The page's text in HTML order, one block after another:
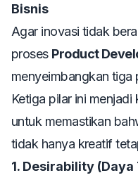
Bisnis
Agar inovasi tidak
proses Product
menyeimbangkan tiga
Ketiga pilar ini
untuk memastikan
tidak hanya kreatif
1. Desirability